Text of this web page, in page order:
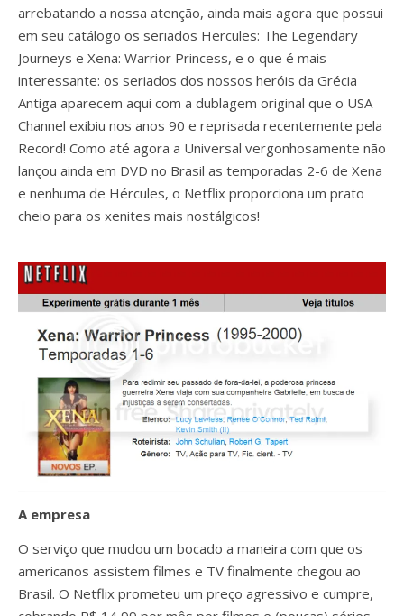
arrebatando a nossa atenção, ainda mais agora que possui
em seu catálogo os seriados Hercules: The Legendary
Journeys e Xena: Warrior Princess, e o que é mais
interessante: os seriados dos nossos heróis da Grécia
Antiga aparecem aqui com a dublagem original que o USA
Channel exibiu nos anos 90 e reprisada recentemente pela
Record! Como até agora a Universal vergonhosamente não
lançou ainda em DVD no Brasil as temporadas 2-6 de Xena
e nenhuma de Hércules, o Netflix proporciona um prato
cheio para os xenites mais nostálgicos!
A empresa
O serviço que mudou um bocado a maneira com que os
americanos assistem filmes e TV finalmente chegou ao
Brasil. O Netflix prometeu um preço agressivo e cumpre,